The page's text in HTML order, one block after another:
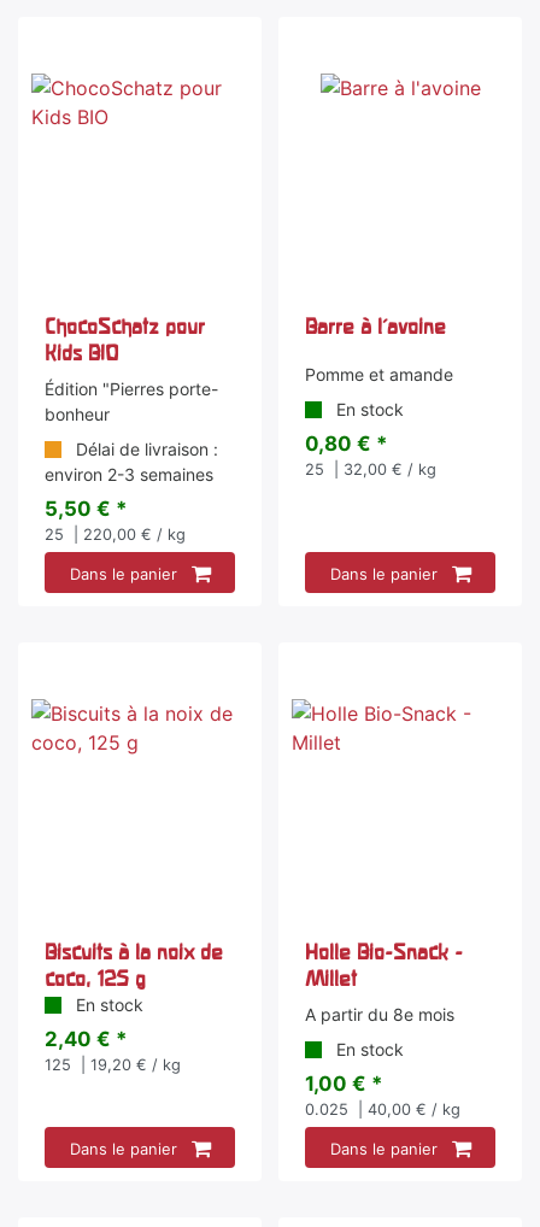
ChocoSchatz pour
Kids BIO
Édition "Pierres porte-
bonheur
Délai de livraison :
environ 2-3 semaines
5,50 € *
25 | 220,00 € / kg
Dans le panier
Barre à l'avoine
Pomme et amande
En stock
0,80 € *
25 | 32,00 € / kg
Dans le panier
Biscuits à la noix de
coco, 125 g
En stock
2,40 € *
125 | 19,20 € / kg
Dans le panier
Holle Bio-Snack -
Millet
A partir du 8e mois
En stock
1,00 € *
0.025 | 40,00 € / kg
Dans le panier